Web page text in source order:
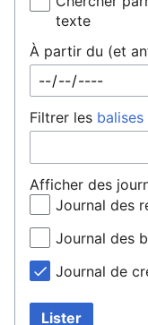
texte
À partir du (et
Filtrer les balises
Afficher des
Journal des
Journal des
Journal de
Lister